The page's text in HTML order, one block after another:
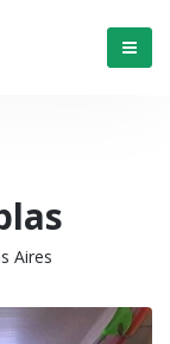
Menú
Aires